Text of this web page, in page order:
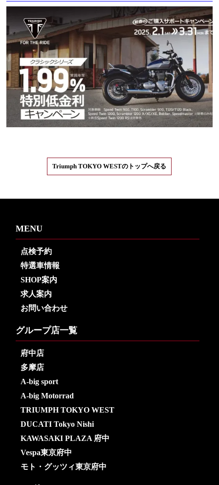
Triumph TOKYO WESTのトップへ戻る
MENU
点検予約
特選車情報
SHOP案内
求人案内
お問い合わせ
グループ店一覧
府中店
多摩店
A-big sport
A-big Motorrad
TRIUMPH TOKYO WEST
DUCATI Tokyo Nishi
KAWASAKI PLAZA 府中
Vespa東京府中
モト・グッツィ東京府中